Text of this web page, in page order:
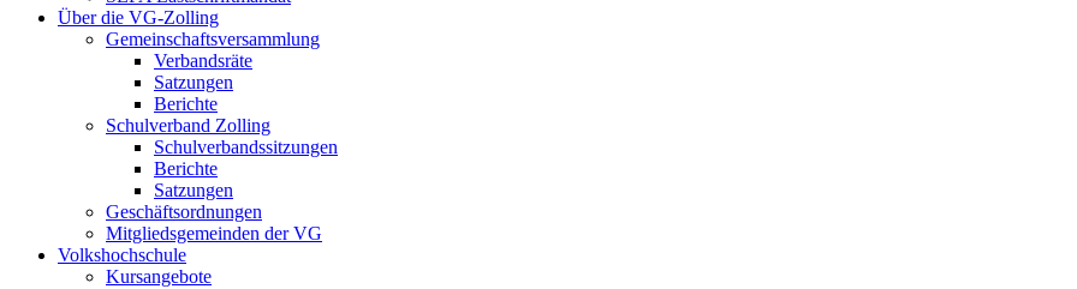
Über die VG-Zolling
Gemeinschaftsversammlung
Verbandsräte
Satzungen
Berichte
Schulverband Zolling
Schulverbandssitzungen
Berichte
Satzungen
Geschäftsordnungen
Mitgliedsgemeinden der VG
Volkshochschule
Kursangebote